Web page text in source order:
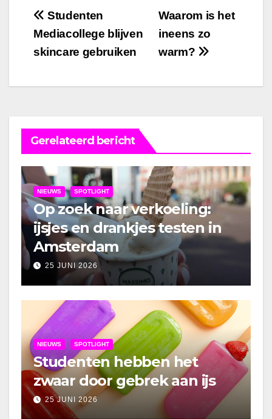
Bericht
navigatie
Waarom is het
ineens zo
warm?
Studenten
Mediacollege blijven
skincare gebruiken
Gerelateerd bericht
NIEUWS SPOTLIGHT
Op zoek naar verkoeling:
ijsjes en drankjes testen in
Amsterdam
25 JUNI 2026
NIEUWS SPOTLIGHT
Studenten hebben het
zwaar door gebrek aan ijs
25 JUNI 2026